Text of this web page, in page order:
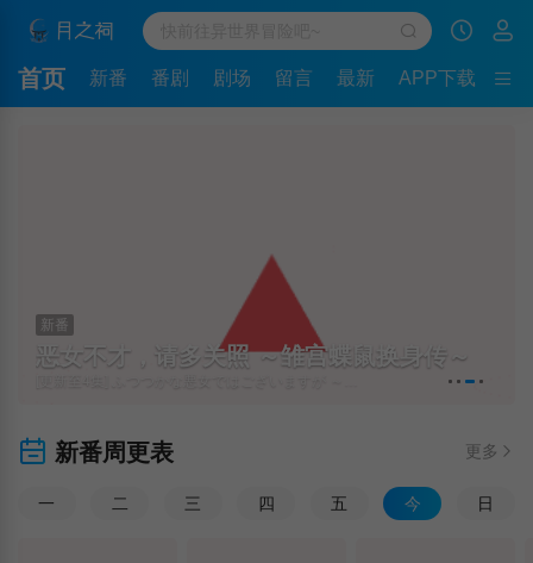
首页 新番 番剧 剧场 留言 最新 APP下载
新番
恶女不才，请多关照 ～雏宫蝶鼠换身传～
新番周更表 更多
一 二 三 四 五 今 日